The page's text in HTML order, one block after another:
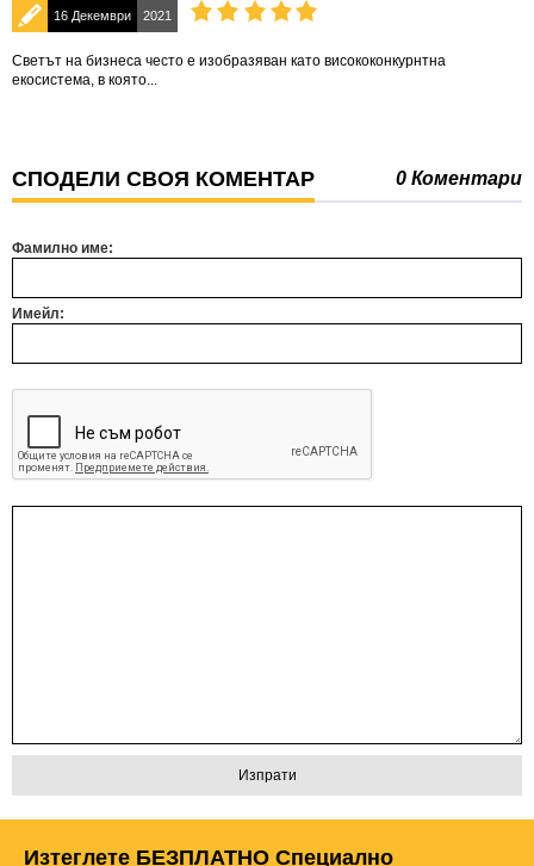
16 Декември 2021
Светът на бизнеса често е изобразяван като висококонкурнтна
екосистема, в която...
СПОДЕЛИ СВОЯ КОМЕНТАР 0 Коментари
Фамилно име:
Имейл:
Изтеглете БЕЗПЛАТНО Специално